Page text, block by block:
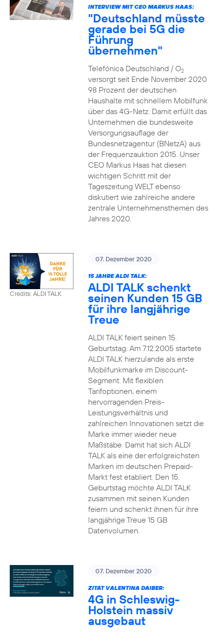
INTERVIEW MIT CEO MARKUS HAAS:
"Deutschland müsste
gerade bei 5G die
Führung
übernehmen"
Telefónica Deutschland / O2
versorgt seit Ende November 2020
98 Prozent der deutschen
Haushalte mit schnellem Mobilfunk
über das 4G-Netz. Damit erfüllt das
Unternehmen die bundesweite
Versorgungsauflage der
Bundesnetzagentur (BNetzA) aus
der Frequenzauktion 2015. Unser
CEO Markus Haas hat diesen
wichtigen Schritt mit der
Tageszeitung WELT ebenso
diskutiert wie zahlreiche andere
zentrale Unternehmensthemen des
Jahres 2020.
Credits: ALDI TALK
07. Dezember 2020
15 JAHRE ALDI TALK:
ALDI TALK schenkt
seinen Kunden 15 GB
für ihre langjährige
Treue
ALDI TALK feiert seinen 15.
Geburtstag: Am 7.12.2005 startete
ALDI TALK hierzulande als erste
Mobilfunkmarke im Discount-
Segment. Mit flexiblen
Tarifoptionen, einem
hervorragenden Preis-
Leistungsverhältnis und
zahlreichen Innovationen setzt die
Marke immer wieder neue
Maßstäbe. Damit hat sich ALDI
TALK als eine der erfolgreichsten
Marken im deutschen Prepaid-
Markt fest etabliert. Den 15.
Geburtstag möchte ALDI TALK
zusammen mit seinen Kunden
feiern und schenkt ihnen für ihre
langjährige Treue 15 GB
Datenvolumen.
07. Dezember 2020
ZITAT VALENTINA DAIBER:
4G in Schleswig-
Holstein massiv
ausgebaut